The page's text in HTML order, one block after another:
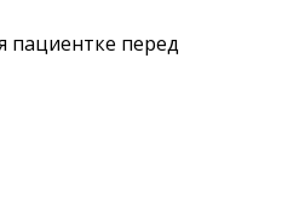
пациентке перед